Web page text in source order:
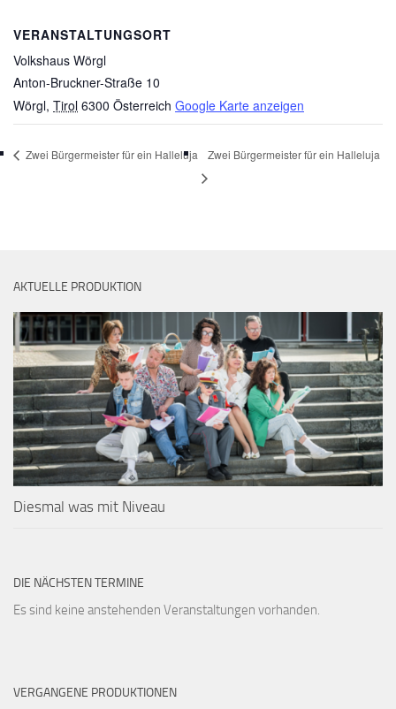
VERANSTALTUNGSORT
Volkshaus Wörgl
Anton-Bruckner-Straße 10
Wörgl, Tirol 6300 Österreich Google Karte anzeigen
Zwei Bürgermeister für ein Halleluja Zwei Bürgermeister für ein Halleluja
AKTUELLE PRODUKTION
Diesmal was mit Niveau
DIE NÄCHSTEN TERMINE
Es sind keine anstehenden Veranstaltungen vorhanden.
VERGANGENE PRODUKTIONEN